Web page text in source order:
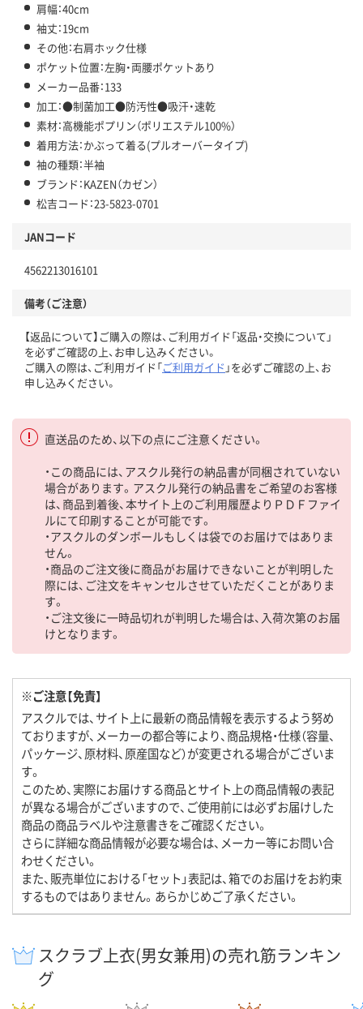
肩幅：40cm
袖丈：19cm
その他：右肩ホック仕様
ポケット位置：左胸・両腰ポケットあり
メーカー品番：133
加工：●制菌加工●防汚性●吸汗・速乾
素材：高機能ポプリン（ポリエステル100%）
着用方法：かぶって着る(プルオーバータイプ)
袖の種類：半袖
ブランド：KAZEN（カゼン）
松吉コード：23-5823-0701
JANコード
4562213016101
備考（ご注意）
【返品について】ご購入の際は、ご利用ガイド「返品・交換について」
を必ずご確認の上、お申し込みください。
ご購入の際は、ご利用ガイド「ご利用ガイド 」を必ずご確認の上、お
申し込みください。
直送品のため、以下の点にご注意ください。
・この商品には、アスクル発行の納品書が同梱されていない
場合があります。アスクル発行の納品書をご希望のお客様
は、商品到着後、本サイト上のご利用履歴よりＰＤＦファイ
ルにて印刷することが可能です。
・アスクルのダンボールもしくは袋でのお届けではありま
せん。
・商品のご注文後に商品がお届けできないことが判明した
際には、ご注文をキャンセルさせていただくことがありま
す。
・ご注文後に一時品切れが判明した場合は、入荷次第のお届
けとなります。
※ご注意【免責】
アスクルでは、サイト上に最新の商品情報を表示するよう努め
ておりますが、メーカーの都合等により、商品規格・仕様（容量、
パッケージ、原材料、原産国など）が変更される場合がございま
す。
このため、実際にお届けする商品とサイト上の商品情報の表記
が異なる場合がございますので、ご使用前には必ずお届けした
商品の商品ラベルや注意書きをご確認ください。
さらに詳細な商品情報が必要な場合は、メーカー等にお問い合
わせください。
また、販売単位における「セット」表記は、箱でのお届けをお約束
するものではありません。あらかじめご了承ください。
スクラブ上衣(男女兼用)の売れ筋ランキン
グ